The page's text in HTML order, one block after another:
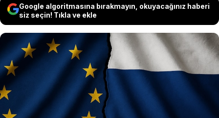
Google algoritmasına bırakmayın, okuyacağınız haberi
siz seçin! Tıkla ve ekle
Avrupa Birliği, Rusya’ya yönelik 21’inci yaptırım
paketiyle ekonomik baskıyı daha da artırmaya
hazırlanıyor. Enerji, finans, kripto varlıklar ve
balıkçılık sektörlerini kapsayan yeni önlemler,
Moskova’nın yaptırımları aşma kanallarını da